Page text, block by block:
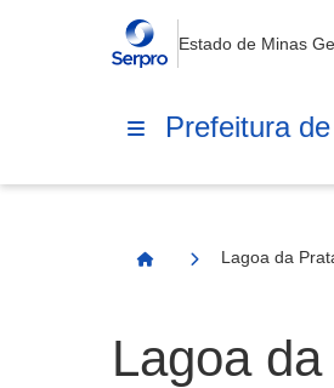
Estado de Minas
Prefeitura
Página Inicial
Lagoa da
Lagoa